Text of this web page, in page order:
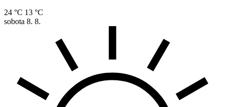
24 °C 13 °C
sobota 8. 8.